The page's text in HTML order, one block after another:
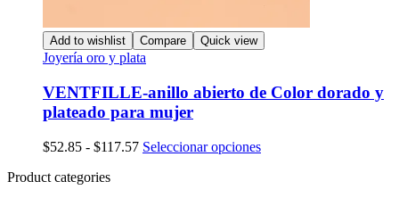
Add to wishlist Compare Quick view
Joyería oro y plata
VENTFILLE-anillo abierto de Color dorado y
plateado para mujer
$52.85 - $117.57Rango
Seleccionar opcionesEste
Product categories